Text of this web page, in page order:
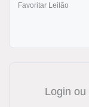
Favoritar Leilão
Login